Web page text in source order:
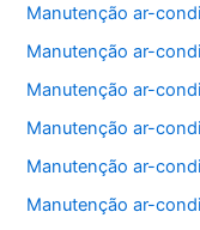
Manutenção ar-
Manutenção ar-
Manutenção ar-
Manutenção ar-
Manutenção ar-
Manutenção ar-